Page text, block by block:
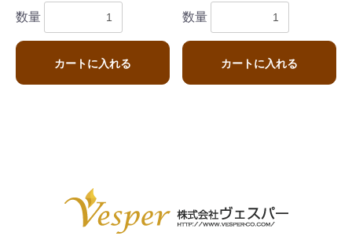
数量
カートに入れる
数量
カートに入れる